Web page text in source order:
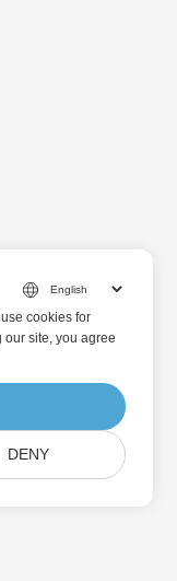
cookies for
site, you agree
DENY